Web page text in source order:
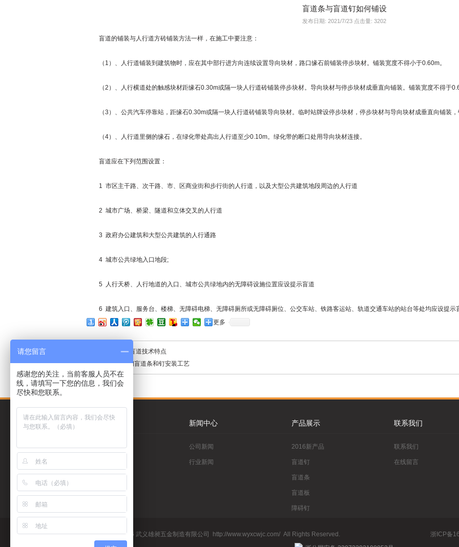
盲道条与盲道钉如何铺设
发布日期: 2021/7/23 点击量: 3202
盲道的铺装与人行道方砖铺装方法一样，在施工中要注意：
（1）、人行道铺装到建筑物时，应在其中部行进方向连续设置导向块材，路口缘石前铺装停步块材。铺装宽度不得小于0.60m。
（2）、人行横道处的触感块材距缘石0.30m或隔一块人行道砖铺装停步块材。导向块材与停步块材成垂直向铺装。铺装宽度不得于
（3）、公共汽车停靠站，距缘石0.30m或隔一块人行道砖铺装导向块材。临时站牌设停步块材，停步块材与导向块材成垂直向铺装
（4）、人行道里侧的缘石，在绿化带处高出人行道至少0.10m。绿化带的断口处用导向块材连接。
盲道应在下列范围设置：
1 市区主干路、次干路、市、区商业街和步行街的人行道，以及大型公共建筑地段周边的人行道
2 城市广场、桥梁、隧道和立体交叉的人行道
3 政府办公建筑和大型公共建筑的人行通路
4 城市公共绿地入口地段;
5 人行天桥、人行地道的入口、城市公共绿地内的无障碍设施位置应设提示盲道
6 建筑入口、服务台、楼梯、无障碍电梯、无障碍厕所或无障碍厕位、公交车站、铁路客运站、轨道交通车站的站台等处均应设提示
更多
防滑盲道技术特点
下一篇：不锈钢盲道条和钉安装工艺
公司简介
工程案例
新闻中心
公司新闻
行业新闻
产品展示
2016新产品
盲道钉
盲道条
盲道板
障碍钉
联系我们
联系我们
在线留言
Copyright@2016 武义雄昶五金制造有限公司 http://www.wyxcwjc.com/All Rights Reserved.
浙ICP备
请您留言
感谢您的关注，当前客服人员不在
线，请填写一下您的信息，我们会
尽快和您联系。